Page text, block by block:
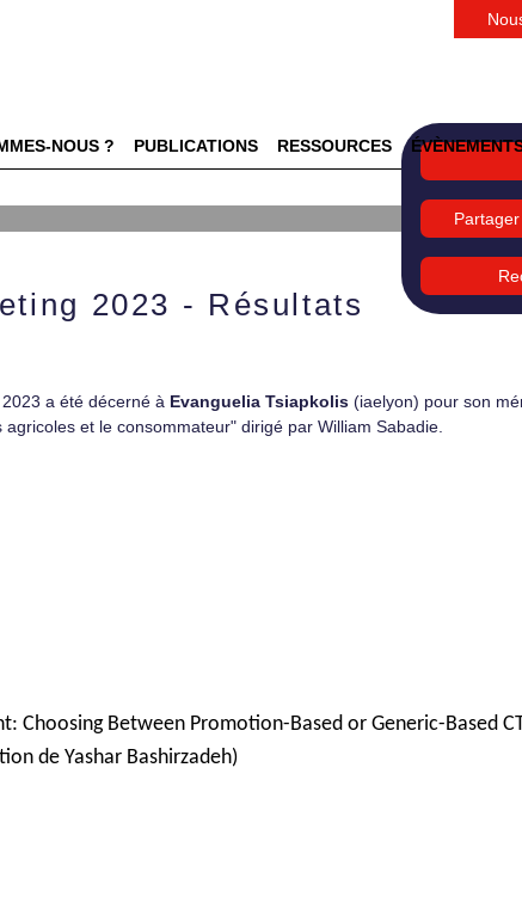
NOUS ? PUBLICATIONS RESSOURCES
2023 - Résultats
a été décerné à Evanguelia Tsiapkolis (iaelyon) pour son
et le consommateur" dirigé par William Sabadie.
Choosing Between Promotion-Based or Generic-Based
de Yashar Bashirzadeh)